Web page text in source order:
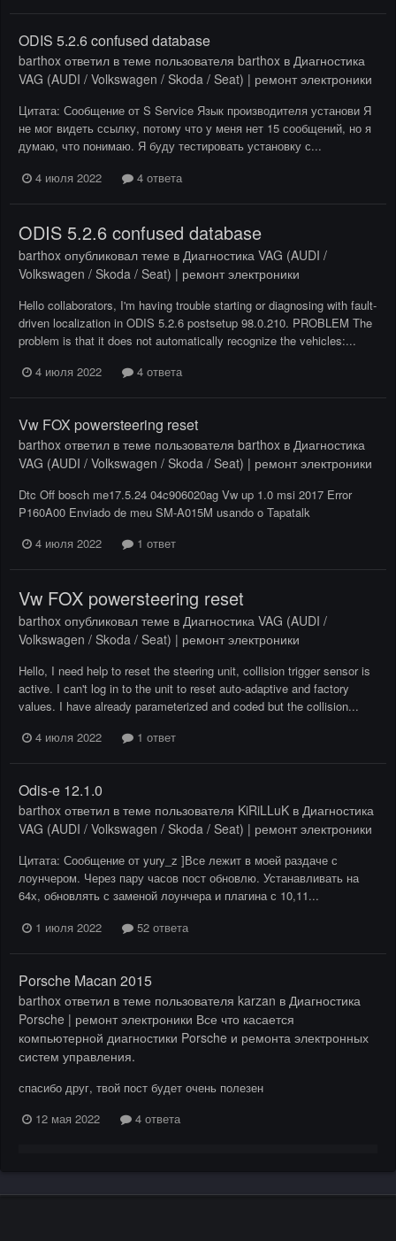
ODIS 5.2.6 confused database
barthox ответил в теме пользователя barthox в Диагностика
VAG (AUDI / Volkswagen / Skoda / Seat) | ремонт электроники
Цитата: Сообщение от S Service Язык производителя установи Я
не мог видеть ссылку, потому что у меня нет 15 сообщений, но я
думаю, что понимаю. Я буду тестировать установку с...
4 июля 2022
4 ответа
ODIS 5.2.6 confused database
barthox опубликовал теме в Диагностика VAG (AUDI /
Volkswagen / Skoda / Seat) | ремонт электроники
Hello collaborators, I'm having trouble starting or diagnosing with fault-
driven localization in ODIS 5.2.6 postsetup 98.0.210. PROBLEM The
problem is that it does not automatically recognize the vehicles:...
4 июля 2022
4 ответа
Vw FOX powersteering reset
barthox ответил в теме пользователя barthox в Диагностика
VAG (AUDI / Volkswagen / Skoda / Seat) | ремонт электроники
Dtc Off bosch me17.5.24 04c906020ag Vw up 1.0 msi 2017 Error
P160A00 Enviado de meu SM-A015M usando o Tapatalk
4 июля 2022
1 ответ
Vw FOX powersteering reset
barthox опубликовал теме в Диагностика VAG (AUDI /
Volkswagen / Skoda / Seat) | ремонт электроники
Hello, I need help to reset the steering unit, collision trigger sensor is
active. I can't log in to the unit to reset auto-adaptive and factory
values. I have already parameterized and coded but the collision...
4 июля 2022
1 ответ
Odis-e 12.1.0
barthox ответил в теме пользователя KiRiLLuK в Диагностика
VAG (AUDI / Volkswagen / Skoda / Seat) | ремонт электроники
Цитата: Сообщение от yury_z ]Все лежит в моей раздаче с
лоунчером. Через пару часов пост обновлю. Устанавливать на
64х, обновлять с заменой лоунчера и плагина с 10,11...
1 июля 2022
52 ответа
Porsche Macan 2015
barthox ответил в теме пользователя karzan в Диагностика
Porsche | ремонт электроники Все что касается
компьютерной диагностики Porsche и ремонта электронных
систем управления.
спасибо друг, твой пост будет очень полезен
12 мая 2022
4 ответа